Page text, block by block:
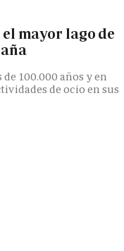
mayor lago de
100.000 años y en
de ocio en sus